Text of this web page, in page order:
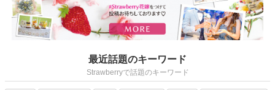
最近話題のキーワード
Strawberryで話題のキーワード